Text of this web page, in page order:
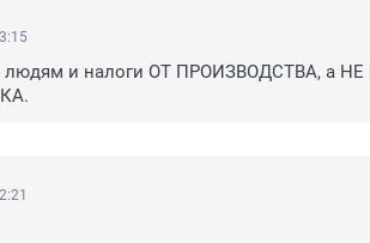
людям и налоги ОТ ПРОИЗВОДСТВА, а